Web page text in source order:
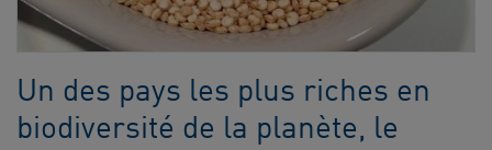
Un des pays les plus riches en
biodiversité de la planète, le